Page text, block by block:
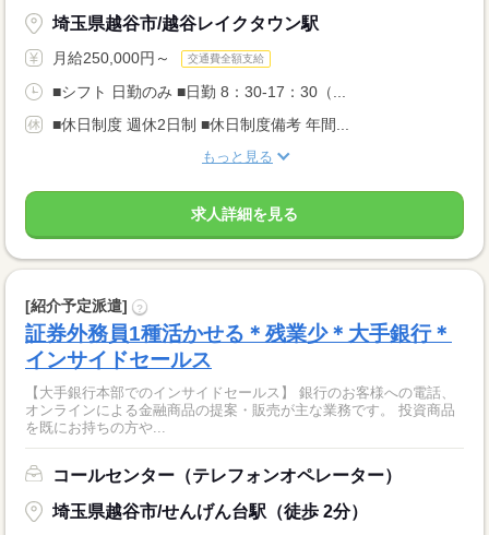
埼玉県越谷市/越谷レイクタウン駅
月給250,000円～ 交通費全額支給
■シフト 日勤のみ ■日勤 8：30-17：30（...
■休日制度 週休2日制 ■休日制度備考 年間...
もっと見る
求人詳細を見る
[紹介予定派遣] ?
証券外務員1種活かせる＊残業少＊大手銀行＊
インサイドセールス
【大手銀行本部でのインサイドセールス】 銀行のお客様への電話、
オンラインによる金融商品の提案・販売が主な業務です。 投資商品
を既にお持ちの方や...
コールセンター（テレフォンオペレーター）
埼玉県越谷市/せんげん台駅（徒歩 2分）